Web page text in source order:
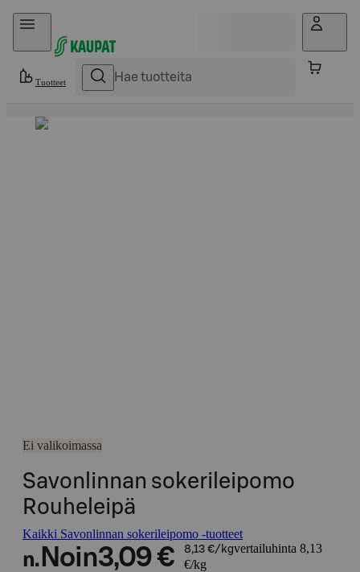
Hyppää sisältöön
Tuotteet
Ei valikoimassa
Savonlinnan sokerileipomo
Rouheleipä
Kaikki Savonlinnan sokerileipomo -tuotteet
n. Noin3,09 € 8,13 €/kgvertailuhinta 8,13
€/kg